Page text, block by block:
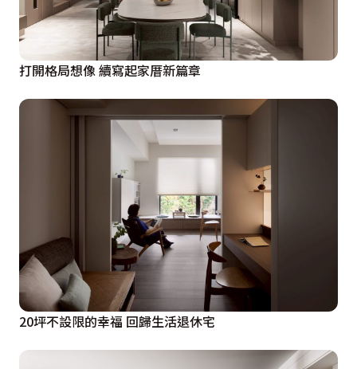
打開格局想像 續寫起家厝新篇章
20坪不設限的幸福 回歸生活退休宅